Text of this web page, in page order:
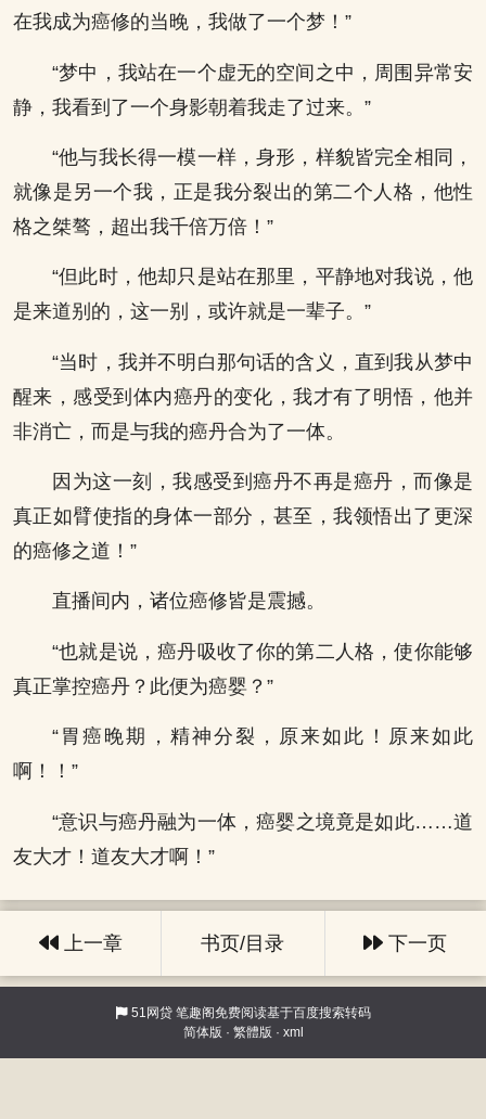
在我成为癌修的当晚，我做了一个梦！”
“梦中，我站在一个虚无的空间之中，周围异常安
静，我看到了一个身影朝着我走了过来。”
“他与我长得一模一样，身形，样貌皆完全相同，
就像是另一个我，正是我分裂出的第二个人格，他性
格之桀骜，超出我千倍万倍！”
“但此时，他却只是站在那里，平静地对我说，他
是来道别的，这一别，或许就是一辈子。”
“当时，我并不明白那句话的含义，直到我从梦中
醒来，感受到体内癌丹的变化，我才有了明悟，他并
非消亡，而是与我的癌丹合为了一体。
因为这一刻，我感受到癌丹不再是癌丹，而像是
真正如臂使指的身体一部分，甚至，我领悟出了更深
的癌修之道！”
直播间内，诸位癌修皆是震撼。
“也就是说，癌丹吸收了你的第二人格，使你能够
真正掌控癌丹？此便为癌婴？”
“胃癌晚期，精神分裂，原来如此！原来如此
啊！！”
“意识与癌丹融为一体，癌婴之境竟是如此……道
友大才！道友大才啊！”
上一章 书页/目录 下一页
51网贷笔趣阁免费阅读基于百度搜索转码
简体版 · 繁體版 · xml